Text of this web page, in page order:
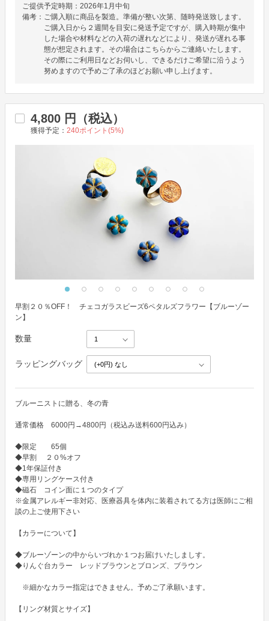
ご提供予定時期： 2026年1月中旬
備考： ご購入順に商品を製造。準備が整い次第、随時発送致します。
ご購入日から２週間を目安に発送予定ですが、購入時期が集中
した場合や材料などの入荷の遅れなどにより、発送が遅れる事
態が想定されます。その場合はこちらからご連絡いたします。
その際にご利用日などお伺いし、できるだけご希望に沿うよう
努めますので予めご了承のほどお願い申し上げます。
4,800 円（税込）
獲得予定： 240ポイント(5%)
早割２０％OFF！ チェコガラスビーズ6ペタルズフラワー【ブルーゾー
ン】
数量
ラッピングバッグ
ブルーニストに贈る、冬の青
通常価格　6000円→4800円（税込み送料600円込み）
◆限定　　65個
◆早割　 ２０%オフ
◆1年保証付き
◆専用リングケース付き
◆磁石　コイン面に１つのタイプ
※金属アレルギー非対応、医療器具を体内に装着されてる方は医師にご相
談の上ご使用下さい
【カラーについて】
◆ブルーゾーンの中からいづれか１つお届けいたしましす。
◆りんぐ台カラー　レッドブラウンとブロンズ、ブラウン
※細かなカラー指定はできません。予めご了承願います。
【リング材質とサイズ】